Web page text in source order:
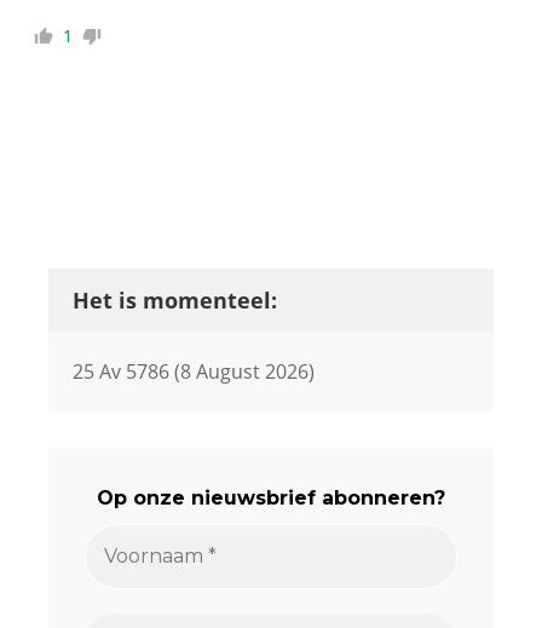
1
Het is momenteel:
25 Av 5786 (8 August 2026)
Op onze nieuwsbrief abonneren?